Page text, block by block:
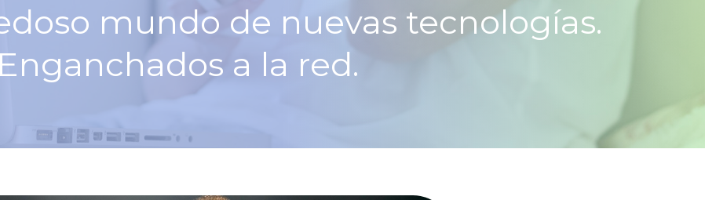
mundo de nuevas tecnologías.
Enganchados a la red.